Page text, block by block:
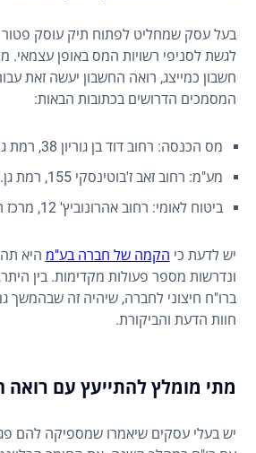
בעל עסק שמחליט לפתוח תיק עוסק פטור
לגשת לסניפי רשויות המס באופן עצמאי.
חשבון כמייצג, רואה החשבון יעשה זאת
המסמכים הדרושים בכתובות הבאות:
מס הכנסה: רחוב דוד בן גוריון 38, רמת גן.
מע"מ: רחוב זאב ז'בוטינסקי 155, רמת גן.
ביטוח לאומי: רחוב אהרונוביץ' 12, מרכז רימונים, בני ברק.
יש לדעת כי הקמה של חברה בע"מ היא
ונדרשות מספר פעולות מקדימות. בין
ברו"ח חיצוני לחברה, שיהיה זה שבהמשך
חוות הדעת והביקורת.
מתי מומלץ להתייעץ עם רואה
יש בעלי עסקים שיאמרו שמספיקה להם